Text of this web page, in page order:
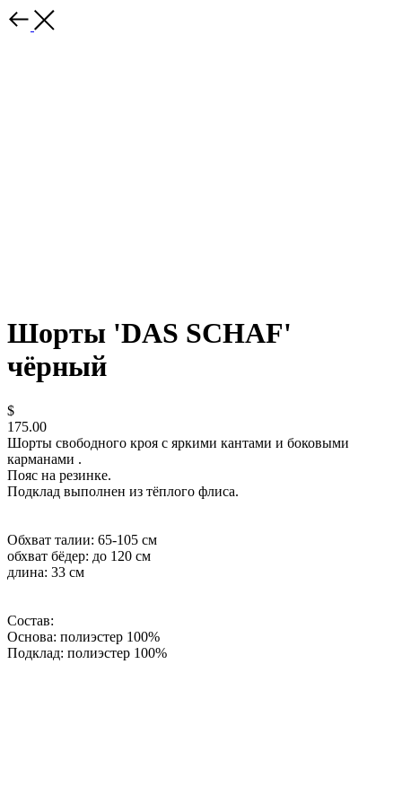
Шорты 'DAS SCHAF'
чёрный
$
175.00
Шорты свободного кроя с яркими кантами и боковыми
карманами .
Пояс на резинке.
Подклад выполнен из тёплого флиса.
Обхват талии: 65-105 см
обхват бёдер: до 120 см
длина: 33 см
Состав:
Основа: полиэстер 100%
Подклад: полиэстер 100%